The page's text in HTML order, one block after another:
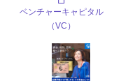
ベンチャーキャピタル
（VC）